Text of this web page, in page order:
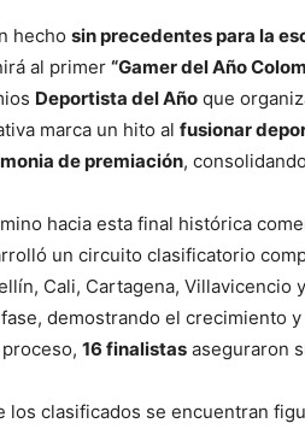
hecho sin precedentes para la
al primer “Gamer del Año
Deportista del Año que
marca un hito al fusionar
de premiación,
hacia esta final histórica
un circuito clasificatorio
Cali, Cartagena, Villavicencio
demostrando el crecimiento
16 finalistas aseguraron
los clasificados se encuentran